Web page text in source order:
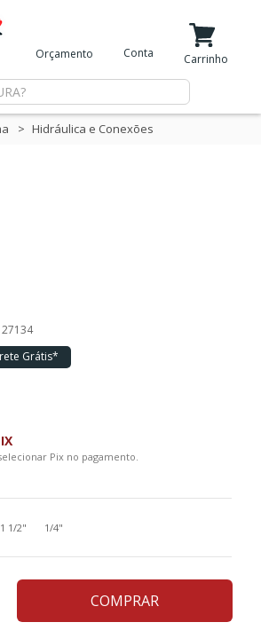
Orçamento Conta Carrinho
Hidráulica e Conexões
Grátis*
Pix no pagamento.
1 1/2" 1/4"
COMPRAR